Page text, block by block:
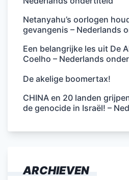
Netanyahu’s oorlogen
gevangenis – Nederlands
Een belangrijke les uit De
Coelho – Nederlands
De akelige boomertax!
CHINA en 20 landen
de genocide in Israël! –
ARCHIEVEN